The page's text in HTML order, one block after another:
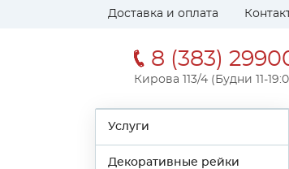
Доставка и оплата
8 (383)
Кирова 113/4 (Будни 11-
Услуги
Декоративные рейки